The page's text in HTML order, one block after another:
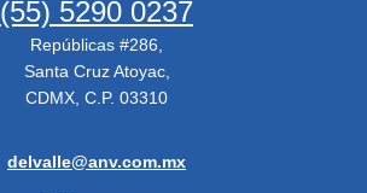
(55) 5290 0237
Repúblicas #286,
Santa Cruz Atoyac,
CDMX, C.P. 03310
delvalle@anv.com.mx